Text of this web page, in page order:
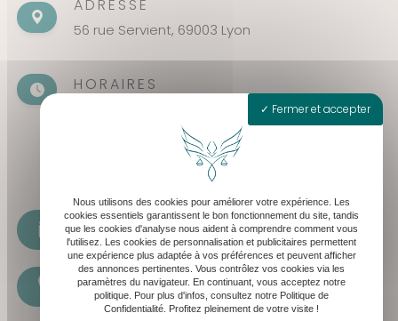
ADRESSE
56 rue Servient, 69003 Lyon
HORAIRES
Seulement sur rendez-vous
Lundi - Vendredi : 8h30 - 19h30
Samedi : 8h30 - 13h
cabinet@levequeavocat.fr
07 61 17 34 46
Fermer et accepter
Nous utilisons des cookies pour améliorer votre expérience. Les
cookies essentiels garantissent le bon fonctionnement du site, tandis
que les cookies d'analyse nous aident à comprendre comment vous
l'utilisez. Les cookies de personnalisation et publicitaires permettent
une expérience plus adaptée à vos préférences et peuvent afficher
des annonces pertinentes. Vous contrôlez vos cookies via les
paramètres du navigateur. En continuant, vous acceptez notre
politique. Pour plus d'infos, consultez notre Politique de
Confidentialité. Profitez pleinement de votre visite !